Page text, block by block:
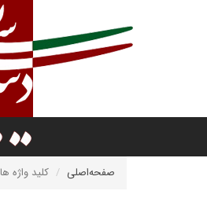
صفحه‌اصلی کلید واژه ها